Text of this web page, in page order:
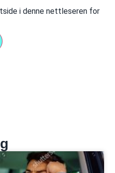
i denne nettleseren for